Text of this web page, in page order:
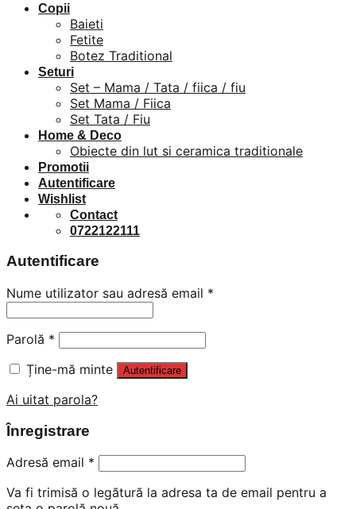
Copii
Baieti
Fetite
Botez Traditional
Seturi
Set – Mama / Tata / fiica / fiu
Set Mama / Fiica
Set Tata / Fiu
Home & Deco
Obiecte din lut si ceramica traditionale
Promotii
Autentificare
Wishlist
Contact
0722122111
Autentificare
Nume utilizator sau adresă email *
Parolă *
Ține-mă minte
Autentificare
Ai uitat parola?
Înregistrare
Adresă email *
Va fi trimisă o legătură la adresa ta de email pentru a